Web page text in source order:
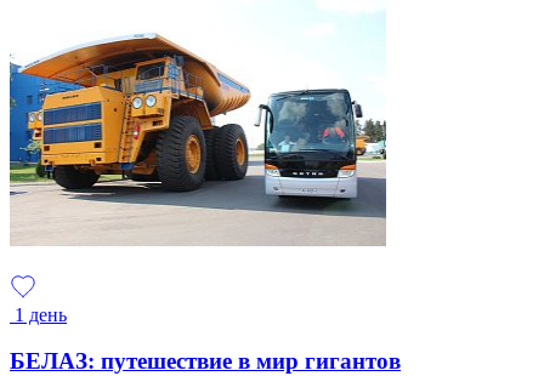
1 день
БЕЛАЗ: путешествие в мир гигантов